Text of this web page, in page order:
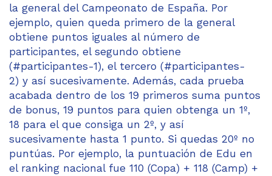
la general del Campeonato de España. Por
ejemplo, quien queda primero de la general
obtiene puntos iguales al número de
participantes, el segundo obtiene
(#participantes-1), el tercero (#participantes-
2) y así sucesivamente. Además, cada prueba
acabada dentro de los 19 primeros suma puntos
de bonus, 19 puntos para quien obtenga un 1º,
18 para el que consiga un 2º, y así
sucesivamente hasta 1 punto. Si quedas 20º no
puntúas. Por ejemplo, la puntuación de Edu en
el ranking nacional fue 110 (Copa) + 118 (Camp) +